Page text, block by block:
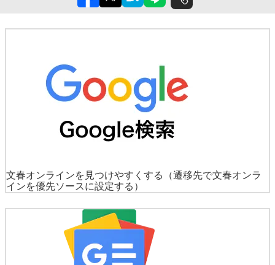
文春オンラインを見つけやすくする
（遷移先で文春オンラ
インを優先ソースに設定する）